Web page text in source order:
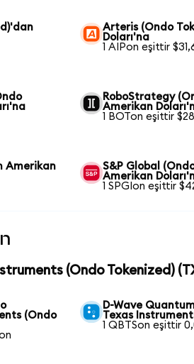
Arteris (Ondo
Doları'na
1 AIPon eşittir
RoboStrategy
Amerikan
1 BOTon eşittir
Amerikan
S&P Global
Amerikan
1 SPGIon eşittir
(Ondo Tokenized)
(Ondo
D-Wave
Texas
1 QBTSon eşittir